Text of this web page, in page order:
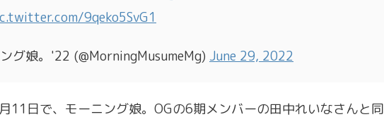
9qeko5SvG1
グ娘。'22 (@MorningMusumeMg) June 29, 2022
11日で、モーニング娘。OGの6期メンバーの田中れいなさんと同